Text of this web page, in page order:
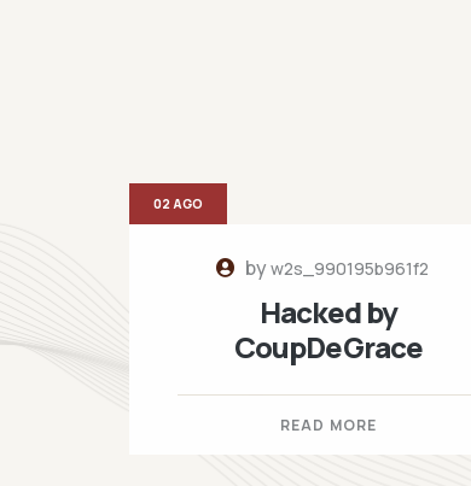
byw2s_990195b961f2
Hacked by
CoupDeGrace
READ MORE
02 AGO